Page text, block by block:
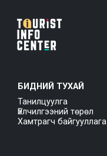
БИДНИЙ ТУХАЙ
Танилцуулга
Үйлчилгээний төрөл
Хамтрагч байгууллага